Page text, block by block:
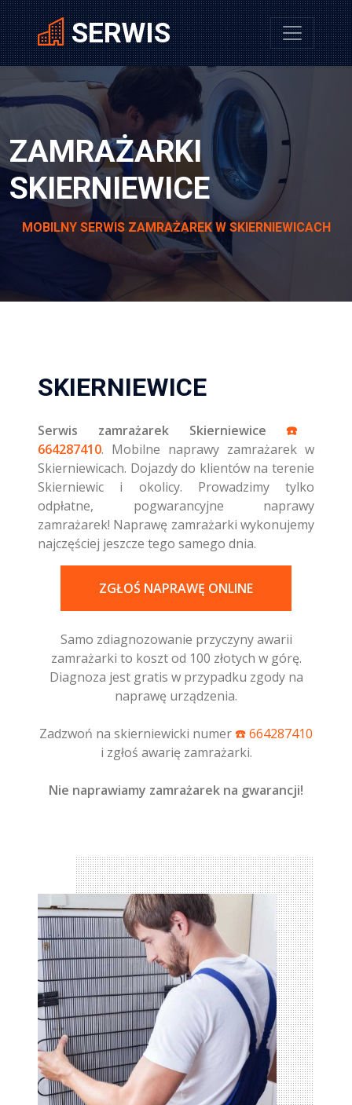
SERWIS
ZAMRAŻARKI
SKIERNIEWICE
MOBILNY SERWIS ZAMRAŻAREK W SKIERNIEWICACH
SKIERNIEWICE
Serwis zamrażarek Skierniewice☎️
664287410. Mobilne naprawy zamrażarek w
Skierniewicach. Dojazdy do klientów na terenie
Skierniewic i okolicy. Prowadzimy tylko
odpłatne, pogwarancyjne naprawy
zamrażarek! Naprawę zamrażarki wykonujemy
najczęściej jeszcze tego samego dnia.
ZGŁOŚ NAPRAWĘ ONLINE
Samo zdiagnozowanie przyczyny awarii
zamrażarki to koszt od 100 złotych w górę.
Diagnoza jest gratis w przypadku zgody na
naprawę urządzenia.
Zadzwoń na skierniewicki numer☎️ 664287410
i zgłoś awarię zamrażarki.
Nie naprawiamy zamrażarek na gwarancji!